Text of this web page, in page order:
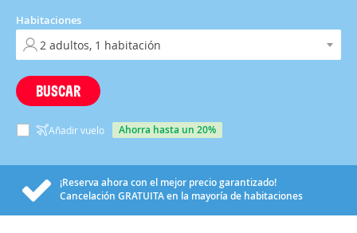
Habitaciones
BUSCAR
Añadir vuelo ahorra hasta un 20%
¡Reserva ahora con el mejor precio garantizado!
Cancelación GRATUITAen la mayoría de habitaciones